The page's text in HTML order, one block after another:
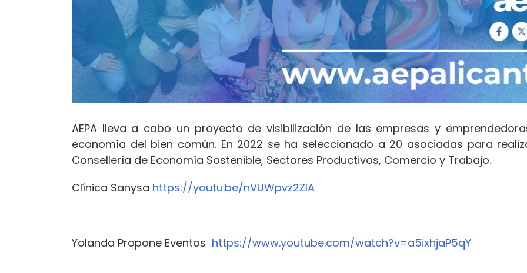
AEPA lleva a cabo un proyecto de visibilización de las empresas y
economía del bien común. En 2022 se ha seleccionado a 20 asociadas para
Consellería de Economía Sostenible, Sectores Productivos, Comercio y Trabajo.
Clínica Sanysa https://youtu.be/nVUWpvz2ZIA
Yolanda Propone Eventos https://www.youtube.com/watch?v=a5ixhjaP5qY